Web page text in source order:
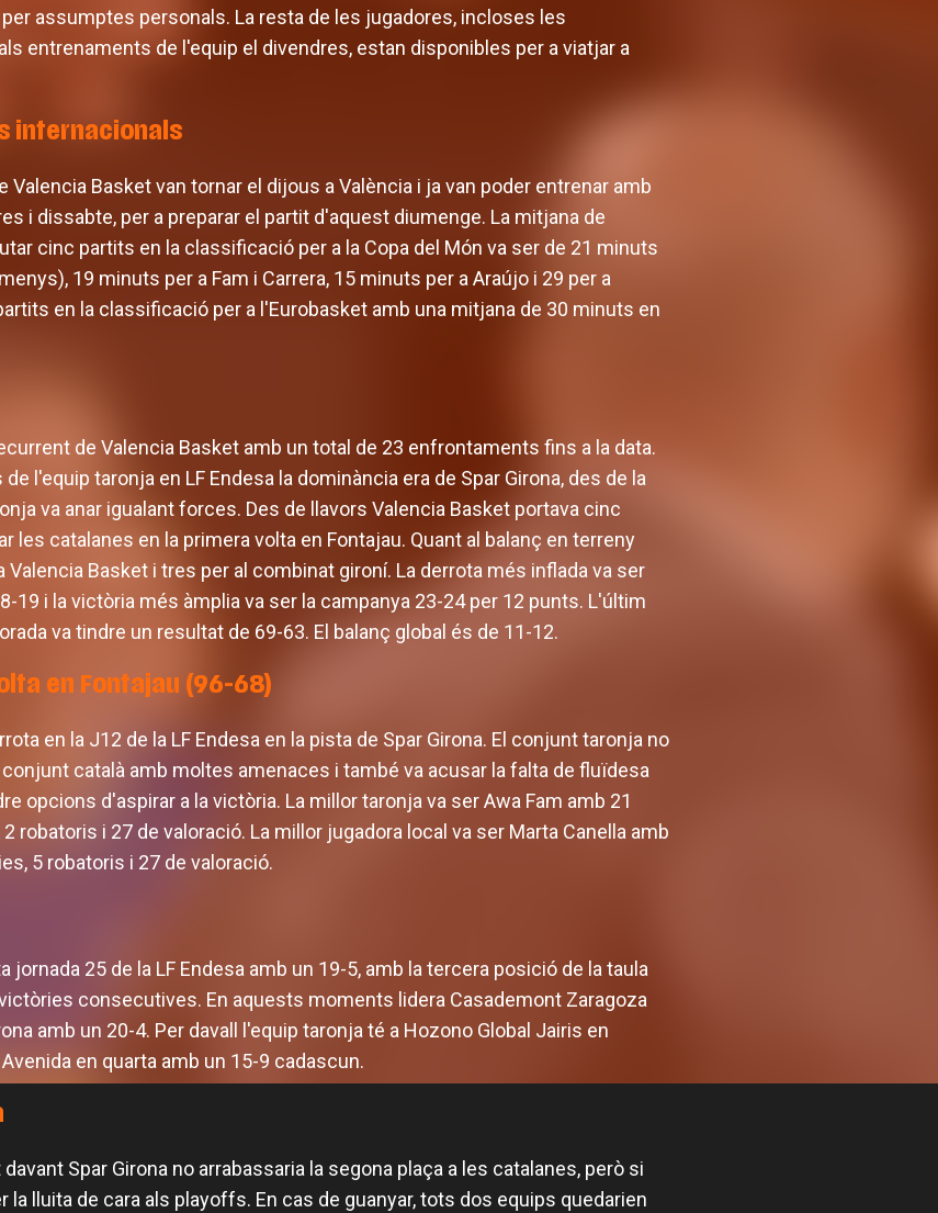
assumptes personals. La resta de les jugadores, incloses les
entrenaments de l'equip el divendres, estan disponibles per a viatjar a
internacionals
Basket van tornar el dijous a València i ja van poder entrenar amb
i dissabte, per a preparar el partit d'aquest diumenge. La mitjana de
cinc partits en la classificació per a la Copa del Món va ser de 21 minuts
19 minuts per a Fam i Carrera, 15 minuts per a Araújo i 29 per a
en la classificació per a l'Eurobasket amb una mitjana de 30 minuts en
de Valencia Basket amb un total de 23 enfrontaments fins a la data.
l'equip taronja en LF Endesa la dominància era de Spar Girona, des de la
va anar igualant forces. Des de llavors Valencia Basket portava cinc
les catalanes en la primera volta en Fontajau. Quant al balanç en terreny
Basket i tres per al combinat gironí. La derrota més inflada va ser
19 i la victòria més àmplia va ser la campanya 23-24 per 12 punts. L'últim
va tindre un resultat de 69-63. El balanç global és de 11-12.
en Fontajau (96-68)
en la J12 de la LF Endesa en la pista de Spar Girona. El conjunt taronja no
català amb moltes amenaces i també va acusar la falta de fluïdesa
opcions d'aspirar a la victòria. La millor taronja va ser Awa Fam amb 21
robatoris i 27 de valoració. La millor jugadora local va ser Marta Canella amb
5 robatoris i 27 de valoració.
jornada 25 de la LF Endesa amb un 19-5, amb la tercera posició de la taula
consecutives. En aquests moments lidera Casademont Zaragoza
amb un 20-4. Per davall l'equip taronja té a Hozono Global Jairis en
en quarta amb un 15-9 cadascun.
Spar Girona no arrabassaria la segona plaça a les catalanes, però si
la lluita de cara als playoffs. En cas de guanyar, tots dos equips quedarien